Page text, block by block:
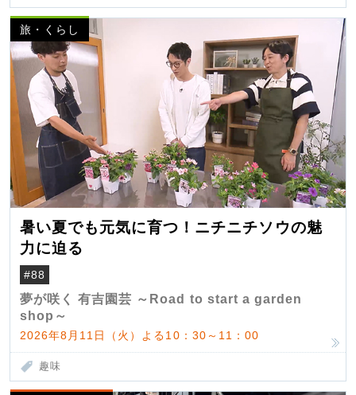
旅・くらし
暑い夏でも元気に育つ！ニチニチソウの魅
力に迫る
#88
夢が咲く 有吉園芸 ～Road to start a garden
shop～
2026年8月11日（火）よる10：30～11：00
趣味